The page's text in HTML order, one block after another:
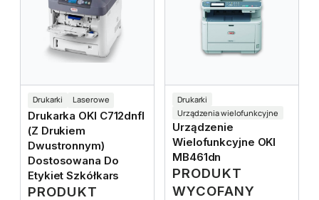
Drukarki Laserowe
Drukarka OKI C712dnfl
(z Drukiem
Dwustronnym)
Dostosowana Do
Etykiet Szkółkars
PRODUKT
Drukarki
Urządzenia wielofunkcyjne
Urządzenie
Wielofunkcyjne OKI
MB461dn
PRODUKT
WYCOFANY